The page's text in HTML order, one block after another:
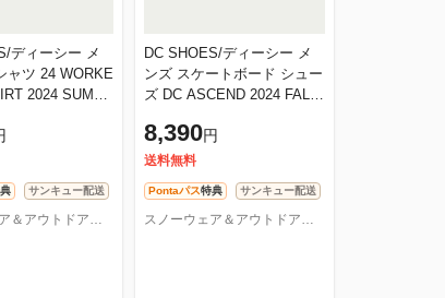
ディーシー メ
ャツ 24 WORKE
2024 SUMM
サンキュー配送
スノーウェア＆アウトドアならOC STYLE
DC SHOES/ディーシー メ
ンズ スケートボード シュー
ズ DC ASCEND 2024 FALL
スケシュー クッション DM2
44004
8,390円
送料無料
Pontaパス特典 サンキュー配送
スノーウェア＆アウトドアならOC STYLE